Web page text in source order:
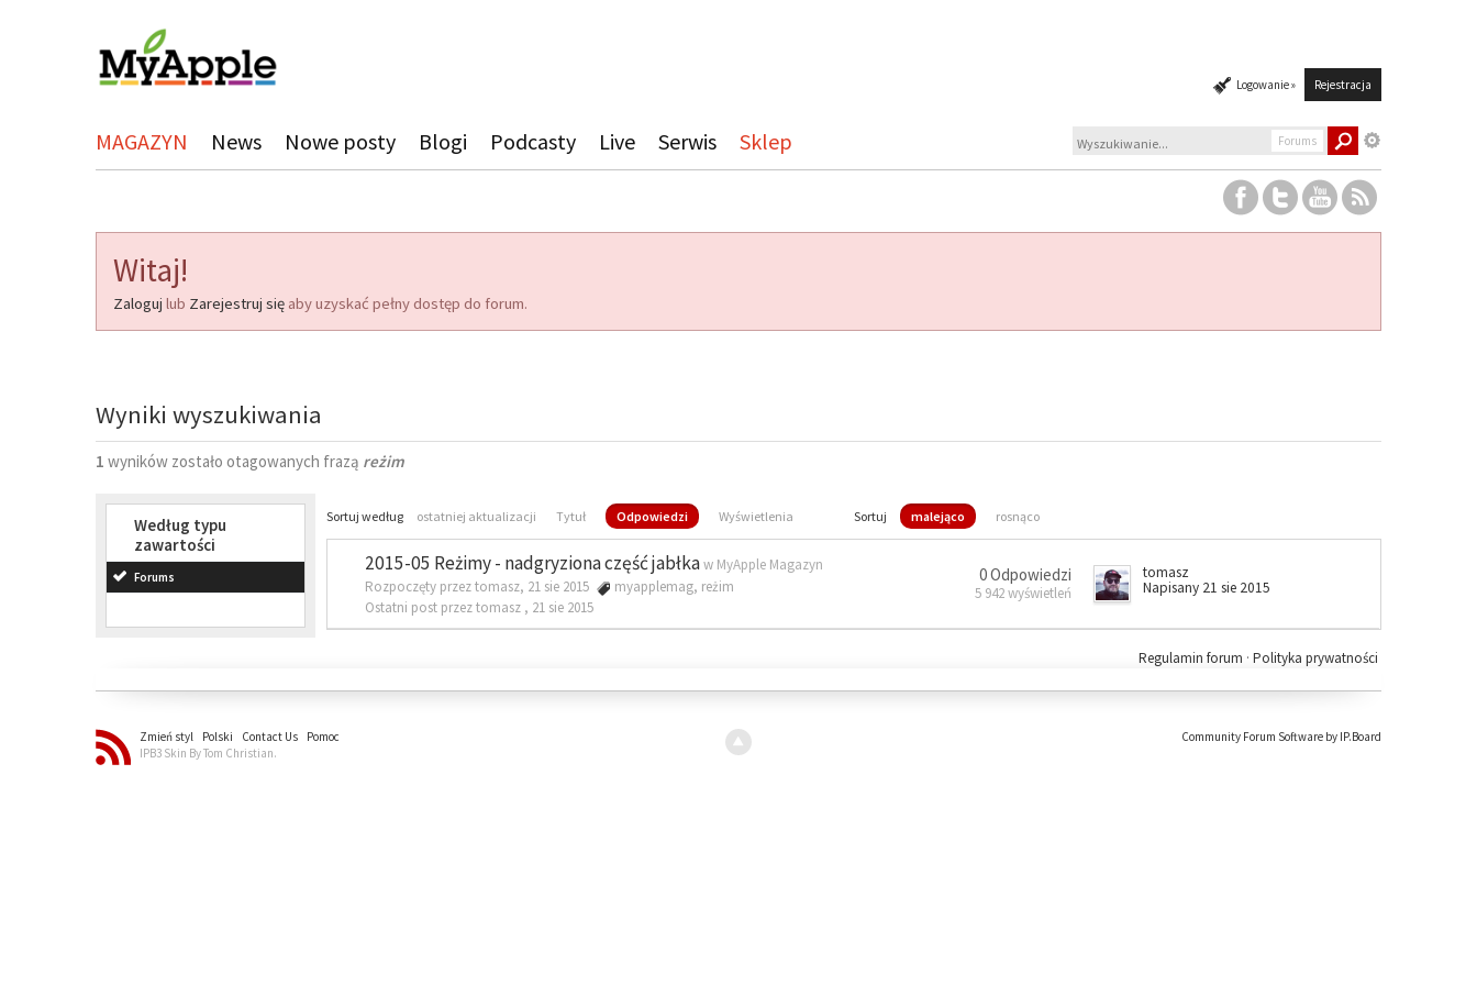
Logowanie » Rejestracja
MAGAZYN News Nowe posty Blogi Podcasty Live Serwis Sklep Forums
Witaj!
Zaloguj lub Zarejestruj się aby uzyskać pełny dostęp do forum.
Wyniki wyszukiwania
1 wyników zostało otagowanych frazą reżim
Według typu
zawartości
Forums
Sortuj według ostatniej aktualizacji Tytuł Odpowiedzi Wyświetlenia Sortuj malejąco rosnąco
2015-05 Reżimy - nadgryziona część jabłkaw MyApple Magazyn
Rozpoczęty przez tomasz, 21 sie 2015
myapplemag, reżim
Ostatni post przez tomasz , 21 sie 2015
0 Odpowiedzi
5 942 wyświetleń
tomasz
Napisany 21 sie 2015
Polityka prywatności
Regulamin forum ·
Zmień styl Polski Contact Us
Pomoc
IPB3 Skin By Tom Christian.
Community Forum Software by IP.Board